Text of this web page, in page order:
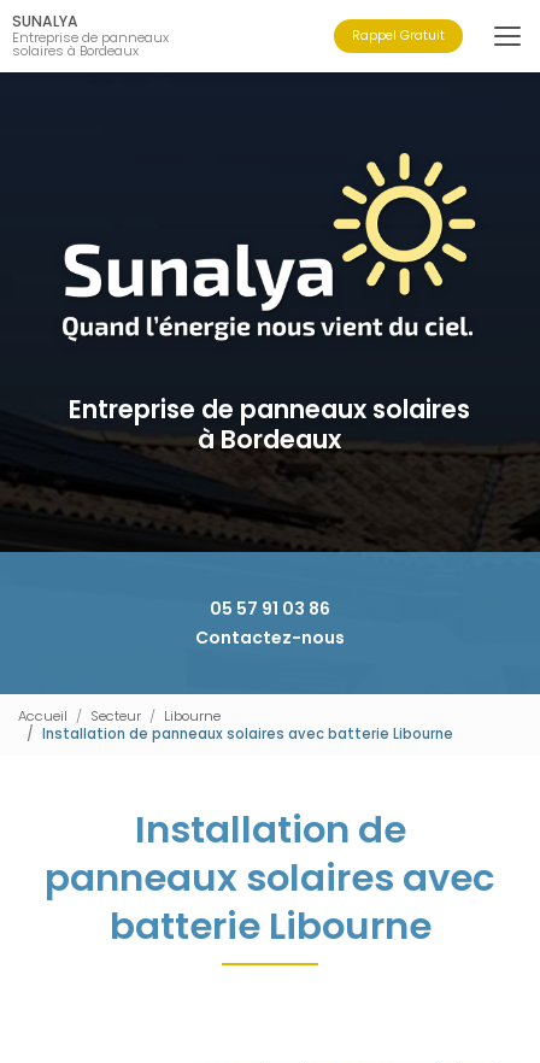
Aller
au
contenu
principal
SUNALYA
Entreprise de panneaux
solaires à Bordeaux
Rappel Gratuit
Entreprise de panneaux solaires
à Bordeaux
05 57 91 03 86
Contactez-nous
Accueil Secteur
Libourne
Installation de panneaux solaires avec batterie Libourne
Installation de
panneaux solaires avec
batterie Libourne